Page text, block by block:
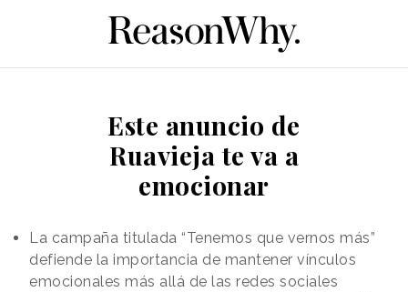
Este anuncio de
Ruavieja te va a
emocionar
La campaña titulada “Tenemos que vernos más”
defiende la importancia de mantener vínculos
emocionales más allá de las redes sociales